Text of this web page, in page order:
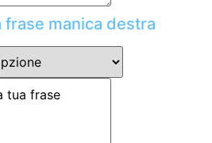
frase manica destra